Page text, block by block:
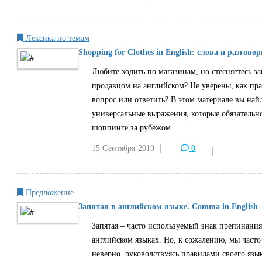
Лексика по темам
Shopping for Clothes in English: слова и
Любите ходить по магазинам, но стесняетесь
продавцом на английском? Не уверены, как
вопрос или ответить? В этом материале вы
универсальные выражения, которые
шоппинге за рубежом.
15 Сентября 2019 0
Предложение
Запятая в английском языке. Сomma in English
Запятая – часто используемый знак
английском языках. Но, к сожалению, мы часто
неверно, руководствуясь правилами своего